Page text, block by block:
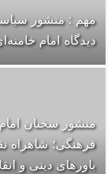
مهم : منشور
دیدگاه امام
منشور سخنان
فرهنگی؛ شاهراه
باورهای دینی و